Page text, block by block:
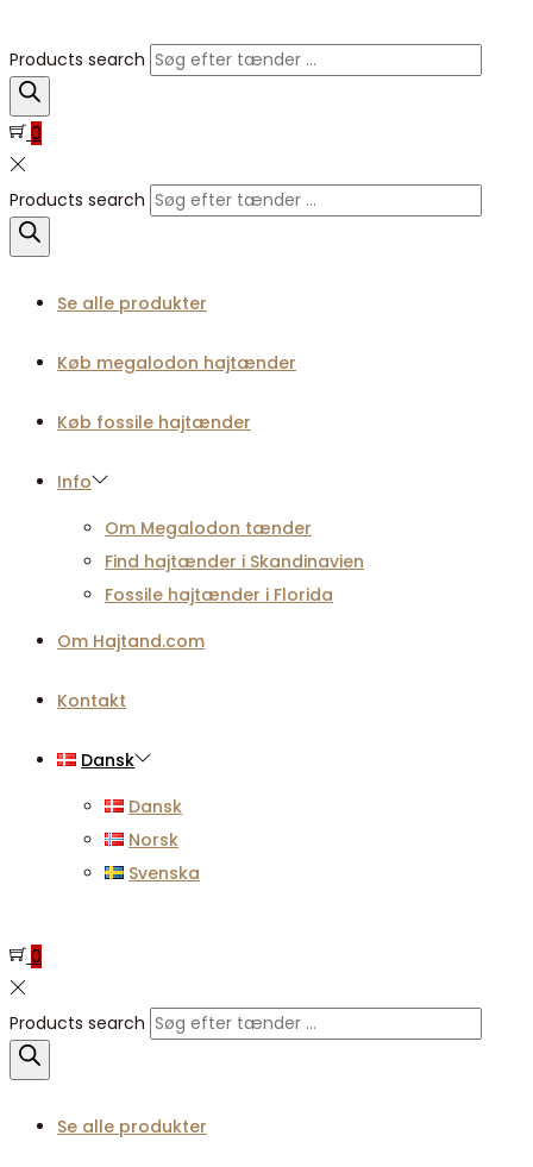
Products search
0
Products search
Se alle produkter
Køb megalodon hajtænder
Køb fossile hajtænder
Info
Om Megalodon tænder
Find hajtænder i Skandinavien
Fossile hajtænder i Florida
Om Hajtand.com
Kontakt
Dansk
Dansk
Norsk
Svenska
0
Products search
Se alle produkter